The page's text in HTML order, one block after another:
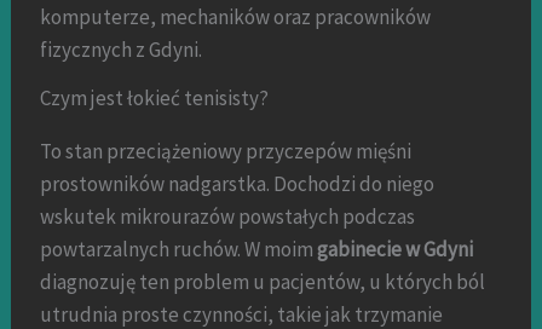
komputerze, mechaników oraz pracowników
fizycznych z Gdyni.
Czym jest łokieć tenisisty?
To stan przeciążeniowy przyczepów mięśni
prostowników nadgarstka. Dochodzi do niego
wskutek mikrourazów powstałych podczas
powtarzalnych ruchów. W moimgabinecie w Gdyni
diagnozuję ten problem u pacjentów, u których ból
utrudnia proste czynności, takie jak trzymanie